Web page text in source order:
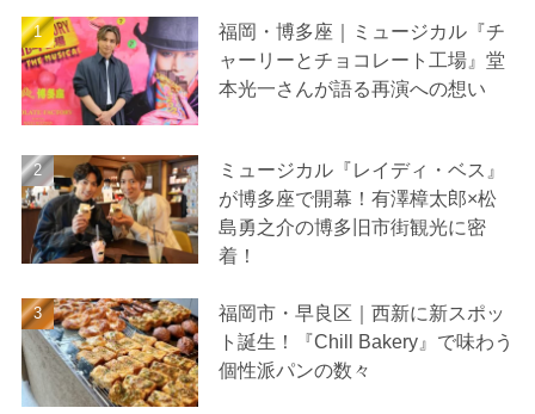
福岡・博多座｜ミュージカル『チ
ャーリーとチョコレート工場』堂
本光一さんが語る再演への想い
ミュージカル『レイディ・ベス』
が博多座で開幕！有澤樟太郎×松
島勇之介の博多旧市街観光に密
着！
福岡市・早良区｜西新に新スポッ
ト誕生！『Chill Bakery』で味わう
個性派パンの数々